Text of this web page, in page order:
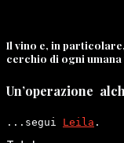
Il vino e, in
cerchio di ogni
Un’operazione
...segui Leila .